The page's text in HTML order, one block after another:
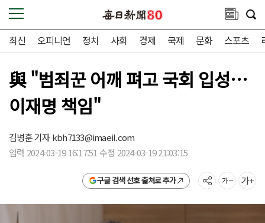
최신 오피니언 정치 사회 경제 국제 문화 스포츠
與 "범죄꾼 어깨 펴고 국회 입성…
이재명 책임"
김병훈 기자kbh7133@imaeil.com
입력 2024-03-19 16:17:51 수정 2024-03-19 21:03:15
구글 검색 선호 출처로 추가